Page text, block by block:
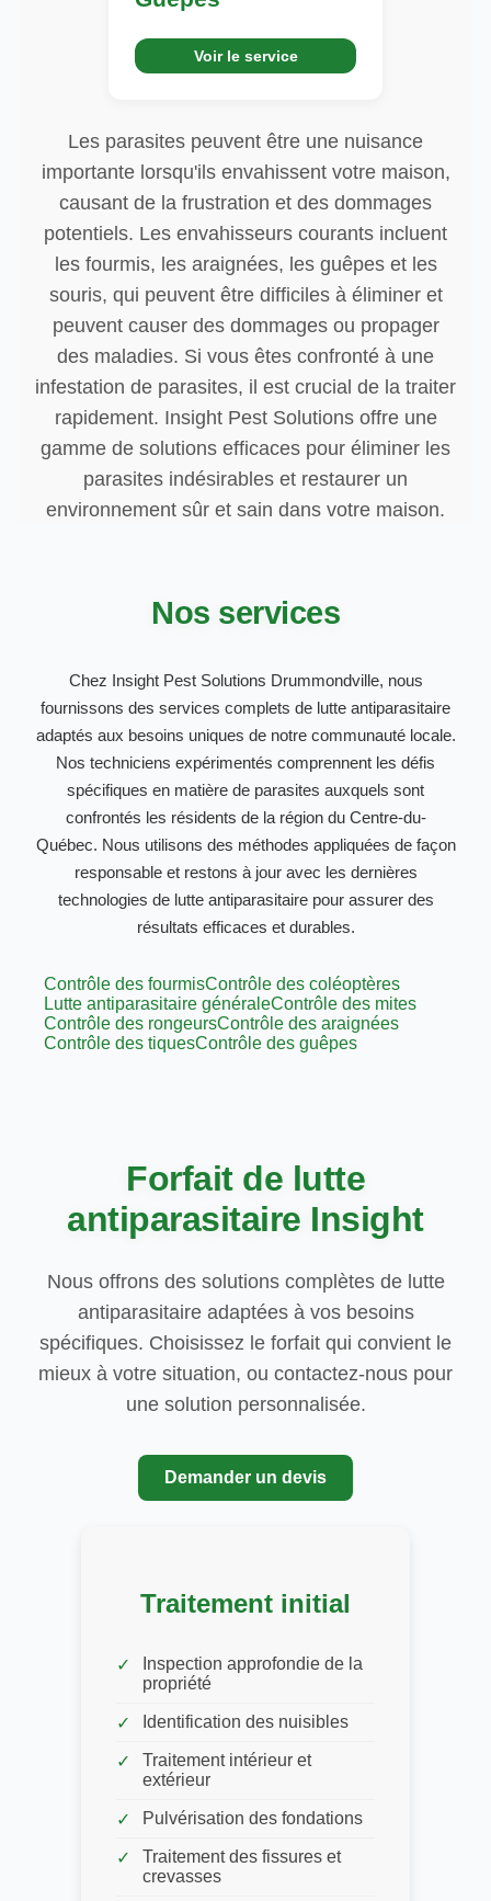
Voir le service
Les parasites peuvent être une nuisance
importante lorsqu'ils envahissent votre maison,
causant de la frustration et des dommages
potentiels. Les envahisseurs courants incluent
les fourmis, les araignées, les guêpes et les
souris, qui peuvent être difficiles à éliminer et
peuvent causer des dommages ou propager
des maladies. Si vous êtes confronté à une
infestation de parasites, il est crucial de la traiter
rapidement. Insight Pest Solutions offre une
gamme de solutions efficaces pour éliminer les
parasites indésirables et restaurer un
environnement sûr et sain dans votre maison.
Nos services
Chez Insight Pest Solutions Drummondville, nous
fournissons des services complets de lutte antiparasitaire
adaptés aux besoins uniques de notre communauté locale.
Nos techniciens expérimentés comprennent les défis
spécifiques en matière de parasites auxquels sont
confrontés les résidents de la région du Centre-du-
Québec. Nous utilisons des méthodes appliquées de façon
responsable et restons à jour avec les dernières
technologies de lutte antiparasitaire pour assurer des
résultats efficaces et durables.
Contrôle des fourmisContrôle des coléoptères
Lutte antiparasitaire généraleContrôle des mites
Contrôle des rongeursContrôle des araignées
Contrôle des tiquesContrôle des guêpes
Forfait de lutte
antiparasitaire Insight
Nous offrons des solutions complètes de lutte
antiparasitaire adaptées à vos besoins
spécifiques. Choisissez le forfait qui convient le
mieux à votre situation, ou contactez-nous pour
une solution personnalisée.
Demander un devis
Traitement initial
Inspection approfondie de la
propriété
Identification des nuisibles
Traitement intérieur et
extérieur
Pulvérisation des fondations
Traitement des fissures et
crevasses